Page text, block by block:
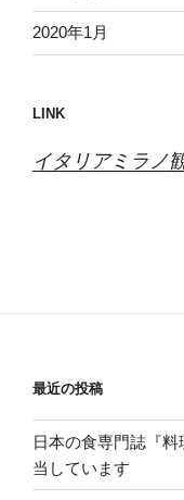
2020年1月
LINK
イタリアミラノ
最近の投稿
日本の食専門誌『
当しています